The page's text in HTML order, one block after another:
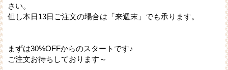
さい。
但し本日13日ご注文の場合は「来週末」でも承ります。
まずは30%OFFからのスタートです♪
ご注文お待ちしております～